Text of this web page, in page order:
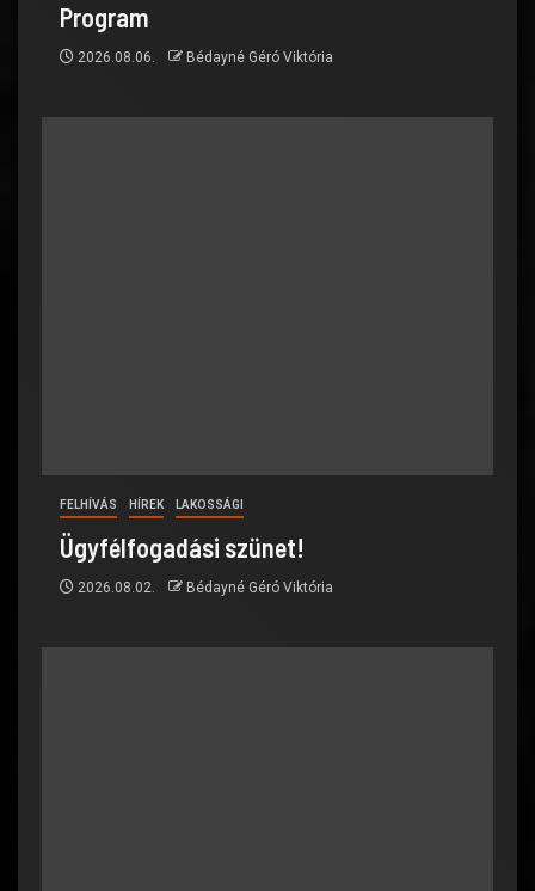
Program
2026.08.06. Bédayné Géró Viktória
FELHÍVÁS HÍREK LAKOSSÁGI
Ügyfélfogadási szünet!
2026.08.02. Bédayné Géró Viktória